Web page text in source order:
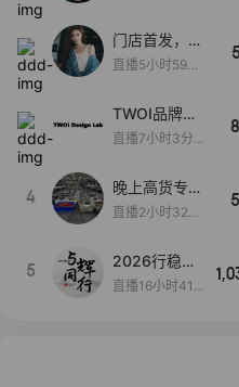
门店首发，秋
款大上新！！
直播5小时59分
TWOI品牌直
播间新款上
直播7小时3分5
4
晚上高货专场
大放漏
直播2小时32分
5
2026行稳致
远
直播16小时41